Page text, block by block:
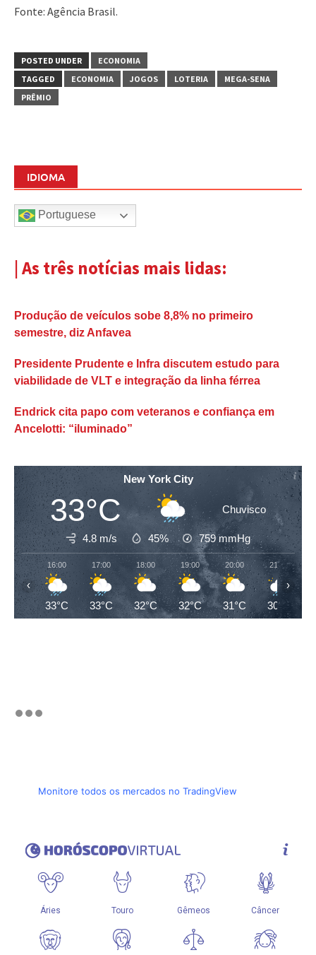
Fonte: Agência Brasil.
POSTED UNDER
ECONOMIA
TAGGED
ECONOMIA JOGOS LOTERIA
MEGA-SENA
PRÊMIO
IDIOMA
Portuguese
| As três notícias mais lidas:
Produção de veículos sobe 8,8% no primeiro
semestre, diz Anfavea
Presidente Prudente e Infra discutem estudo para
viabilidade de VLT e integração da linha férrea
Endrick cita papo com veteranos e confiança em
Ancelotti: “iluminado”
New York City
33°C Chuvisco
4.8 m/s 45% 759mmHg
16:00
33°C
17:00
33°C
18:00
32°C
19:00
32°C
20:00
31°C
21:00
30°C
‹ ›
Monitore todos os mercados no TradingView